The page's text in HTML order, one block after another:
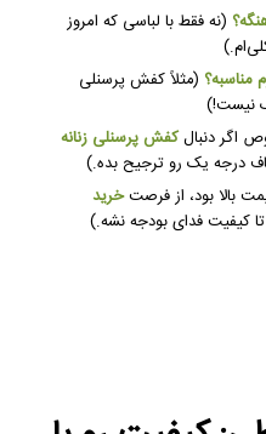
(نه فقط با لباسی که امروز
مناسبه؟ (مثلاً کفش پرسنلی
نیست!)
اگر دنبالکفش پرسنلی زنانه
درجه یک رو ترجیح بده.)
بالا بود، از فرصتخرید
کیفیت فدای بودجه نشه.)